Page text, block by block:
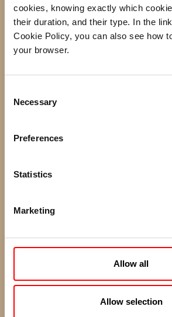
cookies, knowing exactly which
their duration, and their type. In the
Cookie Policy, you can also see how
your browser.
Selection
Necessary
Preferences
Statistics
Marketing
Allow all
Allow selection
Cómo caocinar
Cakecon